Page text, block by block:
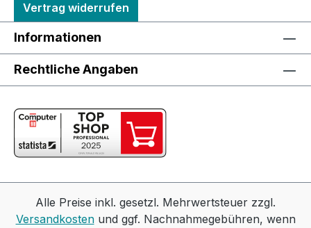
Vertrag widerrufen
Informationen
Rechtliche Angaben
Alle Preise inkl. gesetzl. Mehrwertsteuer zzgl.
Versandkostenund ggf. Nachnahmegebühren, wenn